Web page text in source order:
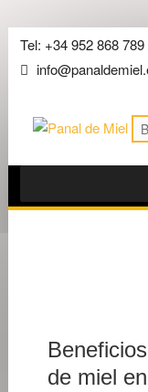
Saltar
contenido
Tel: +34 952 868
de miel